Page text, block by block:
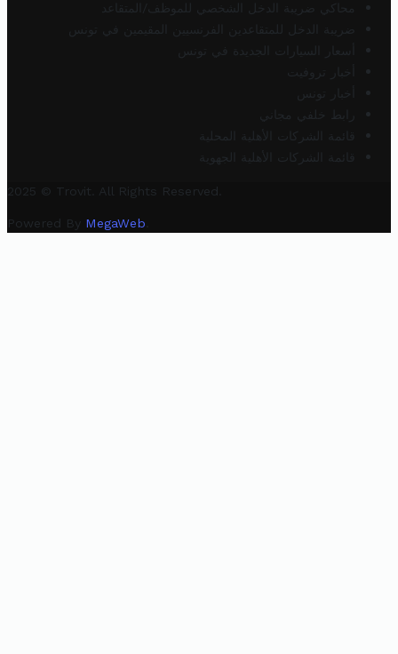
محاكي ضريبة الدخل الشخصي للموظف/المتقاعد
ضريبة الدخل للمتقاعدين الفرنسيين المقيمين في تونس
أسعار السيارات الجديدة في تونس
أخبار تروفيت
أخبار تونس
رابط خلفي مجاني
قائمة الشركات الأهلية المحلية
قائمة الشركات الأهلية الجهوية
2025 © Trovit. All Rights Reserved.
Powered By MegaWeb